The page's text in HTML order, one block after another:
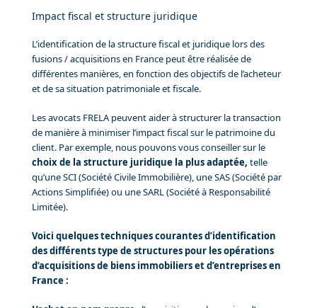
Impact fiscal et structure juridique
L’identification de la structure fiscal et juridique lors des
fusions / acquisitions en France peut être réalisée de
différentes manières, en fonction des objectifs de l’acheteur
et de sa situation patrimoniale et fiscale.
Les avocats FRELA peuvent aider à structurer la transaction
de manière à minimiser l’impact fiscal sur le patrimoine du
client. Par exemple, nous pouvons vous conseiller sur le
choix de la structure juridique la plus adaptée, telle
qu’une SCI (Société Civile Immobilière), une SAS (Société par
Actions Simplifiée) ou une SARL (Société à Responsabilité
Limitée).
Voici quelques techniques courantes d’identification
des différents type de structures pour les opérations
d’acquisitions de biens immobiliers et d’entreprises en
France :